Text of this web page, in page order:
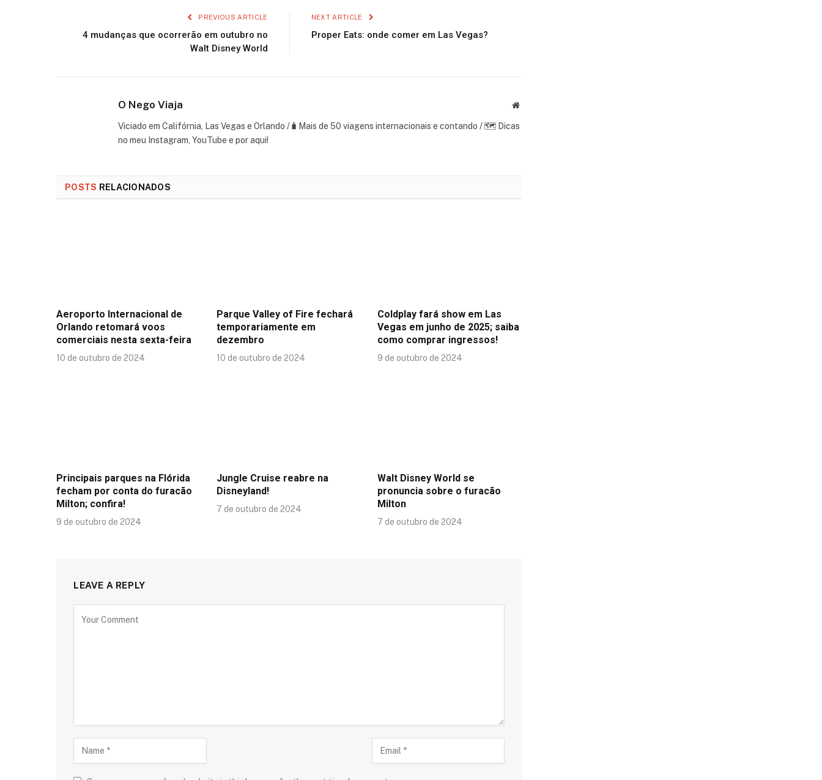
PREVIOUS ARTICLE
4 mudanças que ocorrerão em outubro no
Walt Disney World
NEXT ARTICLE
Proper Eats: onde comer em Las Vegas?
O Nego Viaja Website
Viciado em Califórnia, Las Vegas e Orlando /🧳Mais de 50 viagens internacionais e contando / 🗺 Dicas
no meu Instagram, YouTube e por aqui!
POSTS RELACIONADOS
Aeroporto Internacional de
Orlando retomará voos
comerciais nesta sexta-feira
10 de outubro de 2024
Parque Valley of Fire fechará
temporariamente em
dezembro
10 de outubro de 2024
Coldplay fará show em Las
Vegas em junho de 2025; saiba
como comprar ingressos!
9 de outubro de 2024
Principais parques na Flórida
fecham por conta do furacão
Milton; confira!
9 de outubro de 2024
Jungle Cruise reabre na
Disneyland!
7 de outubro de 2024
Walt Disney World se
pronuncia sobre o furacão
Milton
7 de outubro de 2024
LEAVE A REPLY